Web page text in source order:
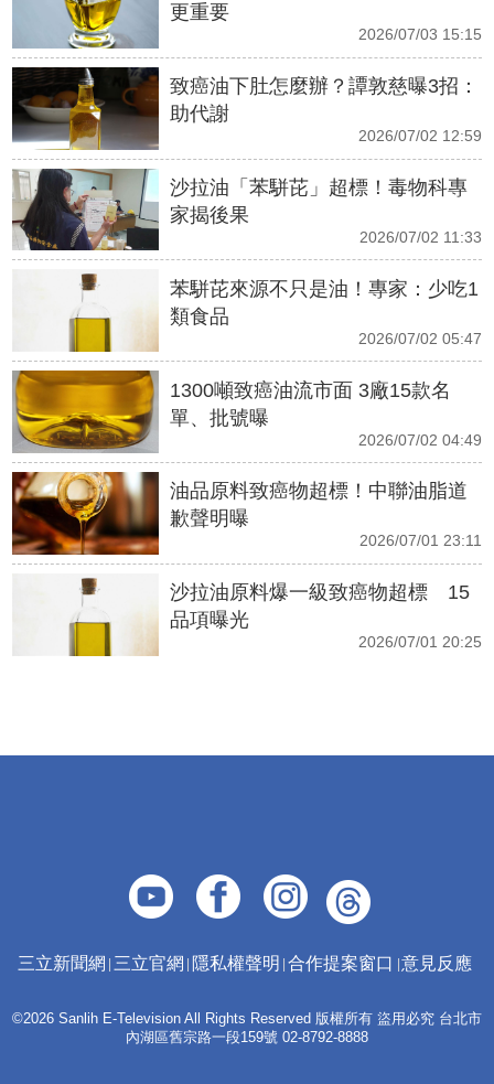
更重要
2026/07/03 15:15
致癌油下肚怎麼辦？譚敦慈曝3招：
助代謝
2026/07/02 12:59
沙拉油「苯駢芘」超標！毒物科專
家揭後果
2026/07/02 11:33
苯駢芘來源不只是油！專家：少吃1
類食品
2026/07/02 05:47
1300噸致癌油流市面 3廠15款名
單、批號曝
2026/07/02 04:49
油品原料致癌物超標！中聯油脂道
歉聲明曝
2026/07/01 23:11
沙拉油原料爆一級致癌物超標 15
品項曝光
2026/07/01 20:25
三立新聞網 三立官網 隱私權聲明 合作提案窗口 意見反應
©2026 Sanlih E-Television All Rights Reserved 版權所有 盜用必究 台北市
內湖區舊宗路一段159號 02-8792-8888